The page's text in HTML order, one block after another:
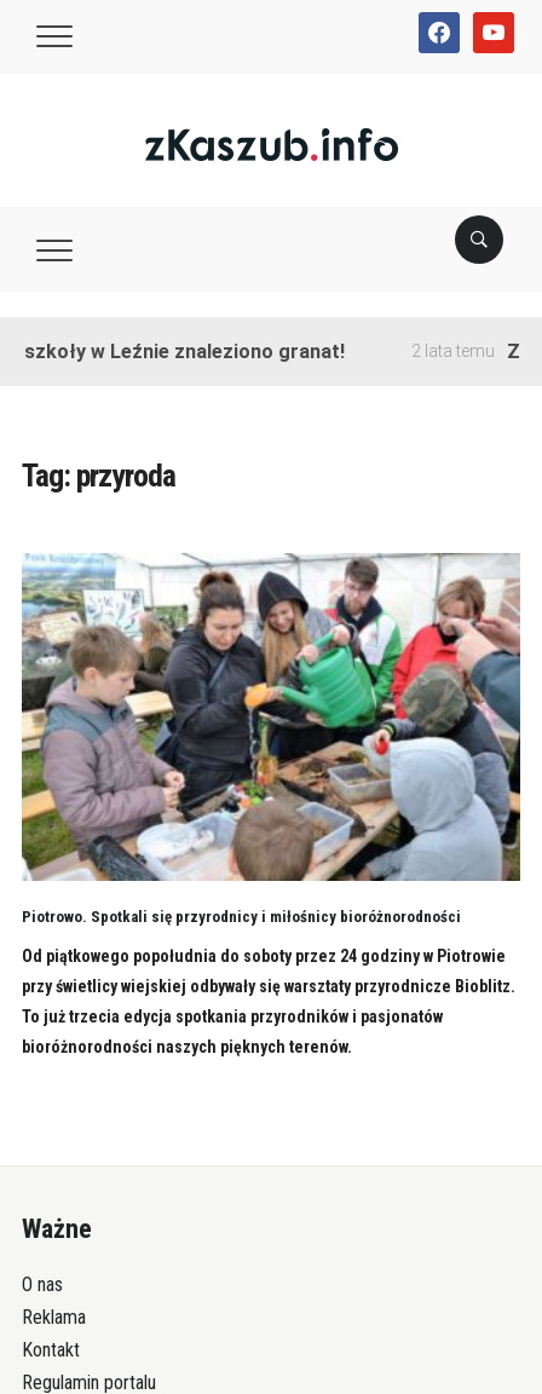
facebookyoutube
szkoły w Leźnie znaleziono granat! 2 lata temu
Tag: przyroda
Piotrowo. Spotkali się przyrodnicy i miłośnicy bioróżnorodności
Od piątkowego popołudnia do soboty przez 24 godziny w Piotrowie
przy świetlicy wiejskiej odbywały się warsztaty przyrodnicze Bioblitz.
To już trzecia edycja spotkania przyrodników i pasjonatów
bioróżnorodności naszych pięknych terenów.
Ważne
O nas
Reklama
Kontakt
Regulamin portalu